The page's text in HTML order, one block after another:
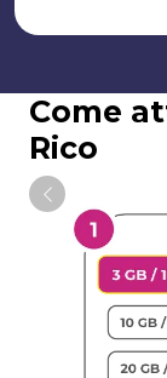
Come
Rico